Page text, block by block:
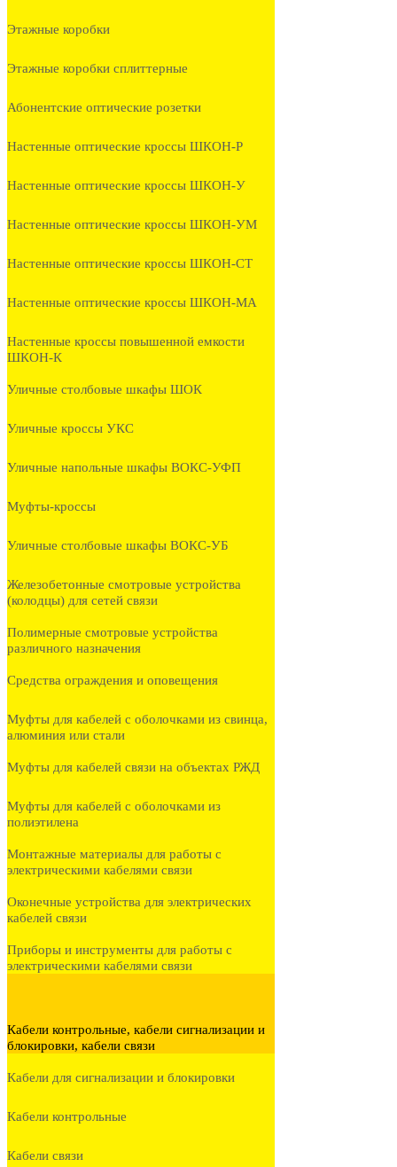
Этажные коробки
Этажные коробки сплиттерные
Абонентские оптические розетки
Настенные оптические кроссы ШКОН-Р
Настенные оптические кроссы ШКОН-У
Настенные оптические кроссы ШКОН-УМ
Настенные оптические кроссы ШКОН-СТ
Настенные оптические кроссы ШКОН-МА
Настенные кроссы повышенной емкости
ШКОН-К
Уличные столбовые шкафы ШОК
Уличные кроссы УКС
Уличные напольные шкафы ВОКС-УФП
Муфты-кроссы
Уличные столбовые шкафы ВОКС-УБ
Железобетонные смотровые устройства
(колодцы) для сетей связи
Полимерные смотровые устройства
различного назначения
Средства ограждения и оповещения
Муфты для кабелей с оболочками из свинца,
алюминия или стали
Муфты для кабелей связи на объектах РЖД
Муфты для кабелей с оболочками из
полиэтилена
Монтажные материалы для работы с
электрическими кабелями связи
Оконечные устройства для электрических
кабелей связи
Приборы и инструменты для работы с
электрическими кабелями связи
Кабели контрольные, кабели сигнализации и
блокировки, кабели связи
Кабели для сигнализации и блокировки
Кабели контрольные
Кабели связи